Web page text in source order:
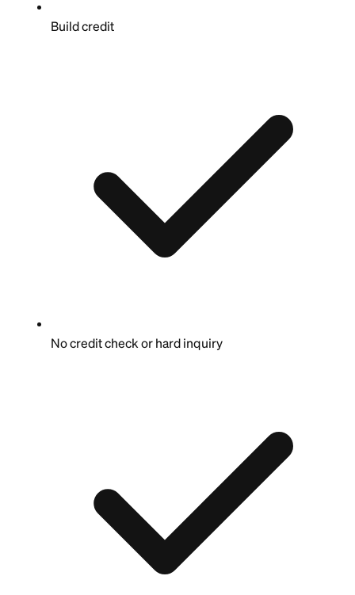
Build credit
No credit check or hard inquiry